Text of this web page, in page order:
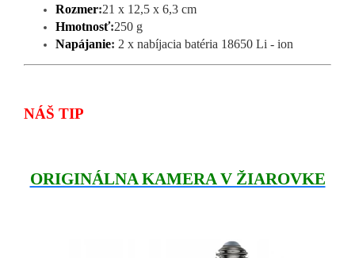
Rozmer:21 x 12,5 x 6,3 cm
Hmotnosť:250 g
Napájanie: 2 x nabíjacia batéria 18650 Li - ion
NÁŠ TIP
ORIGINÁLNA KAMERA V ŽIAROVKE